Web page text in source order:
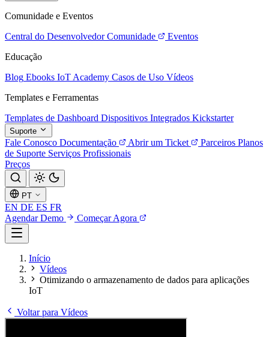
Comunidade e Eventos
Central do Desenvolvedor Comunidade
Eventos
Educação
Blog Ebooks IoT Academy Casos de Uso Vídeos
Templates e Ferramentas
Templates de Dashboard Dispositivos Integrados Kickstarter
Suporte
Fale Conosco Documentação Abrir um Ticket Parceiros Planos
de Suporte Serviços Profissionais
Preços
PT
EN DE ES FR
Agendar Demo
Começar Agora
Início
Vídeos
Otimizando o armazenamento de dados para aplicações
IoT
Voltar para Vídeos